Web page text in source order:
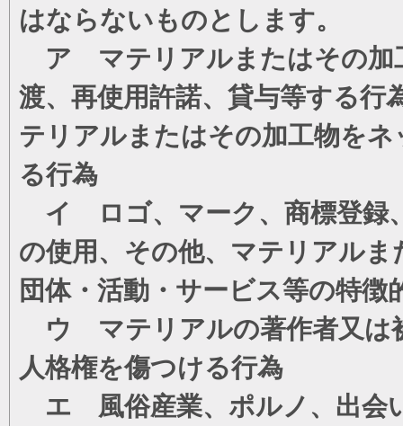
はならないものとします。
ア マテリアルまたはその加
渡、再使用許諾、貸与等する行
テリアルまたはその加工物を
る行為
イ ロゴ、マーク、商標登録
の使用、その他、マテリアル
団体・活動・サービス等の特
ウ マテリアルの著作者又は
人格権を傷つける行為
エ 風俗産業、ポルノ、出会